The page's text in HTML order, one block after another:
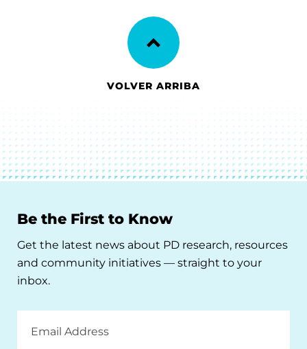
VOLVER ARRIBA
Be the First to Know
Get the latest news about PD research, resources
and community initiatives — straight to your
inbox.
Address